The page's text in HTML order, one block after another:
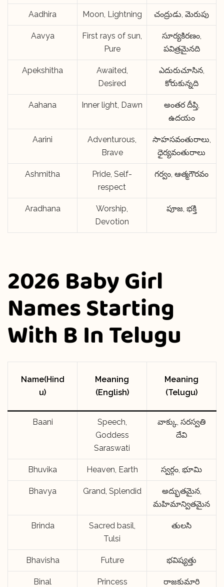
Aadhira Moon, Lightning చంద్రుడు, మెరుపు
Aavya
First rays of sun,
Pure
సూర్యకిరణం,
పవిత్రమైనది
Apekshitha
Awaited,
Desired
ఎదురుచూసిన,
కోరుకున్నది
Aahana Inner light, Dawn
అంతర దీప్తి,
ఉదయం
Aarini
Adventurous,
Brave
సాహసవంతురాలు,
ధైర్యవంతురాలు
Ashmitha
Pride, Self-
respect
గర్వం, ఆత్మగౌరవం
Aradhana
Worship,
Devotion
పూజ, భక్తి
2026 Baby Girl
Names Starting
With B In Telugu
Name(Hind
u)
Meaning
(English)
Meaning
(Telugu)
Baani
Speech,
Goddess
Saraswati
వాక్కు, సరస్వతి
దేవి
Bhuvika Heaven, Earth స్వర్గం, భూమి
Bhavya Grand, Splendid
అద్భుతమైన,
మహిమాన్వితమైన
Brinda
Sacred basil,
Tulsi
తులసి
Bhavisha Future భవిష్యత్తు
Binal Princess రాజకుమారి